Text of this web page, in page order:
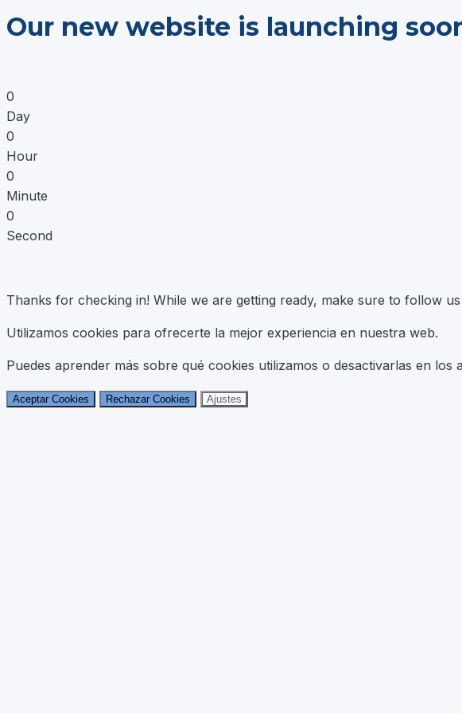
Saltar
al
Our new website is launching
0
Day
0
Hour
0
Minute
0
Second
Thanks for checking in! While we are getting ready, make sure to follow
Utilizamos cookies para ofrecerte la mejor experiencia en nuestra web.
Puedes aprender más sobre qué cookies utilizamos o desactivarlas en los
Aceptar Cookies Rechazar Cookies Ajustes